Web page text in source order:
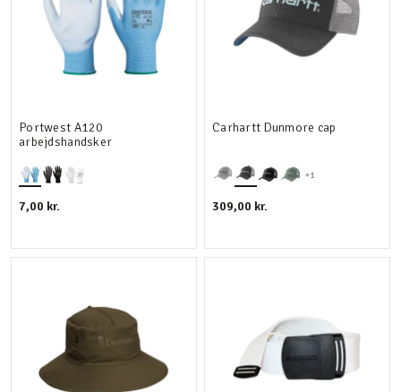
Portwest A120
arbejdshandsker
7,00 kr.
+1
Carhartt Dunmore cap
309,00 kr.